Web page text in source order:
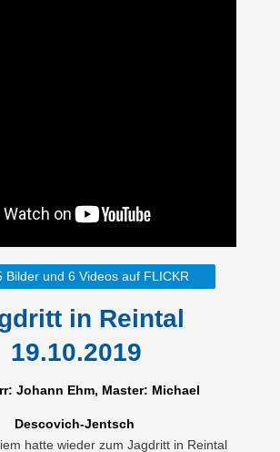
Bilder und 6 Videos auf FLICKR
in Reintal
19.10.2019
Johann Ehm, Master: Michael
Descovich-Jentsch
hatte wieder zum Jagdritt in Reintal